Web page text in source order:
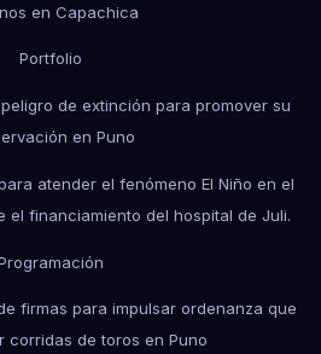
en Capachica
Portfolio
de extinción para promover su
en Puno
atender el fenómeno El Niño en el
el financiamiento del hospital de Juli.
firmas para impulsar ordenanza que
corridas de toros en Puno